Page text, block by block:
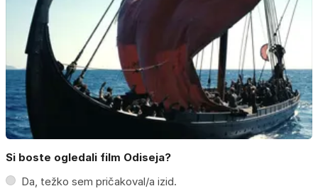
Si boste ogledali film Odiseja?
Da, težko sem pričakoval/a izid.